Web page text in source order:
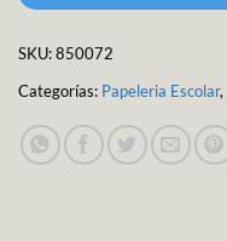
SKU:850072
Categorías: Papeleria Escolar,